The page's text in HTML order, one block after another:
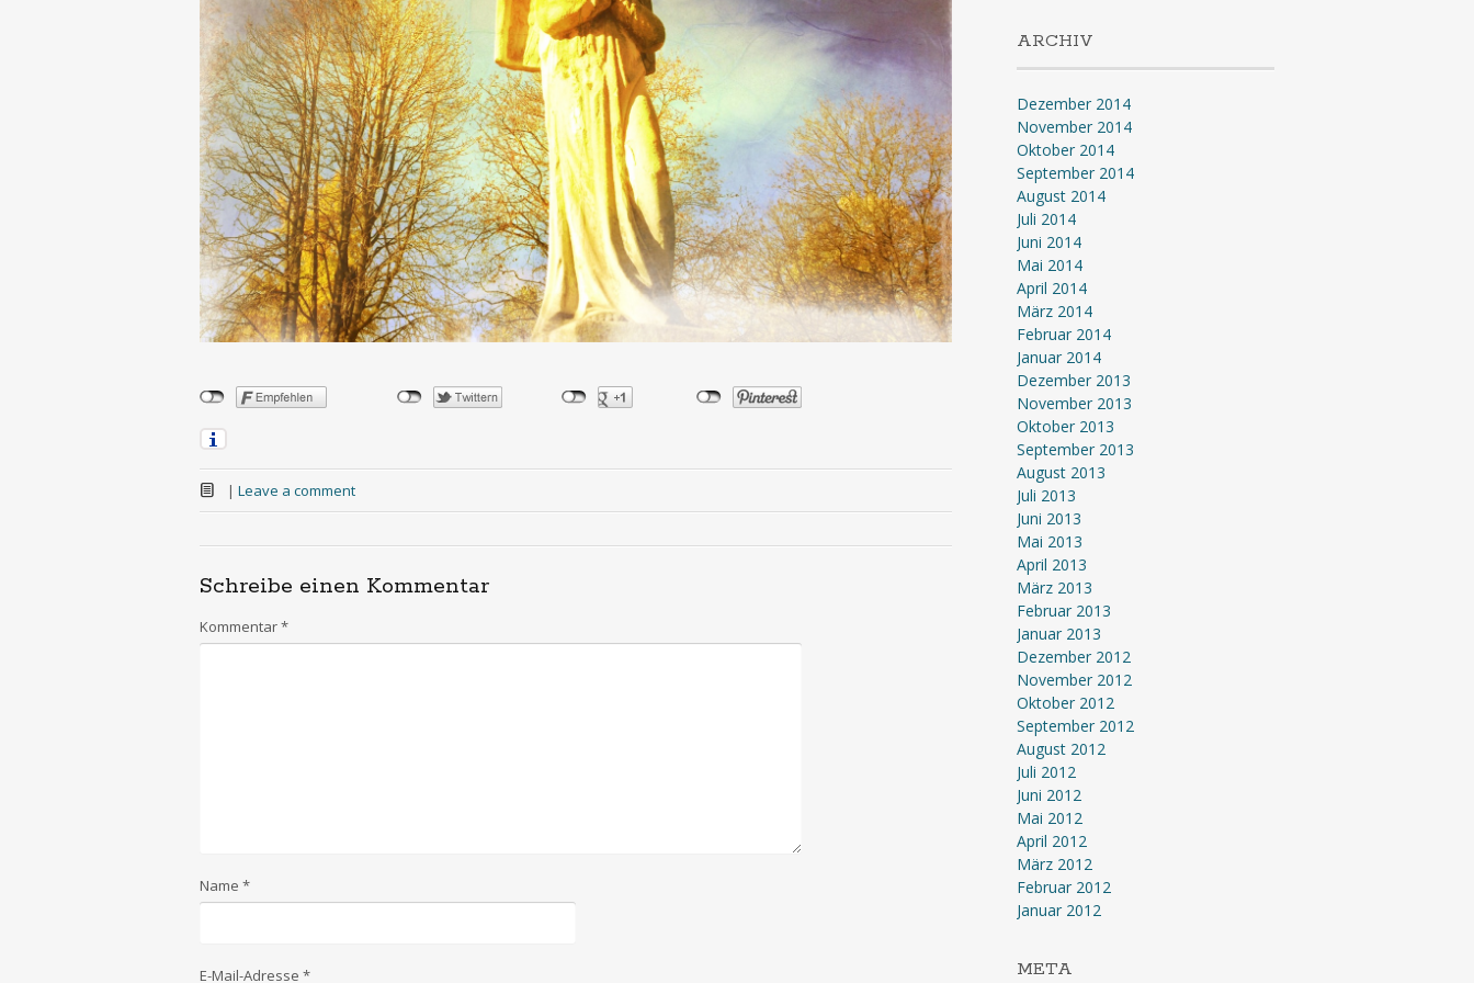
| Leave a comment
Schreibe einen Kommentar
Kommentar*
Name *
E-Mail-Adresse *
ARCHIV
Dezember 2014
November 2014
Oktober 2014
September 2014
August 2014
Juli 2014
Juni 2014
Mai 2014
April 2014
März 2014
Februar 2014
Januar 2014
Dezember 2013
November 2013
Oktober 2013
September 2013
August 2013
Juli 2013
Juni 2013
Mai 2013
April 2013
März 2013
Februar 2013
Januar 2013
Dezember 2012
November 2012
Oktober 2012
September 2012
August 2012
Juli 2012
Juni 2012
Mai 2012
April 2012
März 2012
Februar 2012
Januar 2012
META